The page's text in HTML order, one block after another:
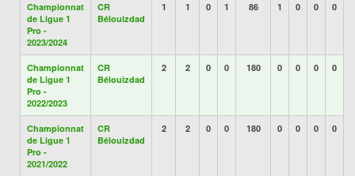
Championnat
de Ligue 1
Pro -
2023/2024
CR
Bélouizdad
1 1 0 1 86 1 0 0 0
Championnat
de Ligue 1
Pro -
2022/2023
CR
Bélouizdad
2 2 0 0 180 0 0 0 0
Championnat
de Ligue 1
Pro -
2021/2022
CR
Bélouizdad
2 2 0 0 180 0 0 0 0